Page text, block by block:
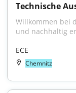
Technische
Willkommen bei
und nachhaltig
ECE
Chemnitz